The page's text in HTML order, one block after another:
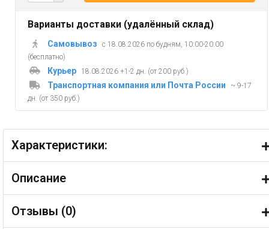
Варианты доставки (удалённый склад)
Самовывоз
с 18.08.2026 по будням, 10:00-20:00
(бесплатно)
Курьер 18.08.2026 +1-2 дн. (от 200 руб.)
Транспортная компания или Почта России
~ 9-17
дн. (от 350 руб.)
Характеристики:
Описание
Отзывы (0)